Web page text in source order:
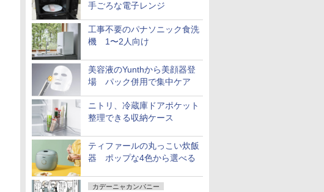
手ごろな電子レンジ
工事不要のパナソニック食洗
機 1〜2人向け
美容液のYunthから美顔器登
場 パック併用で集中ケア
ニトリ、冷蔵庫ドアポケット
整理できる収納ケース
ティファールの丸っこい炊飯
器 ポップな4色から選べる
カデーニャカンパニー